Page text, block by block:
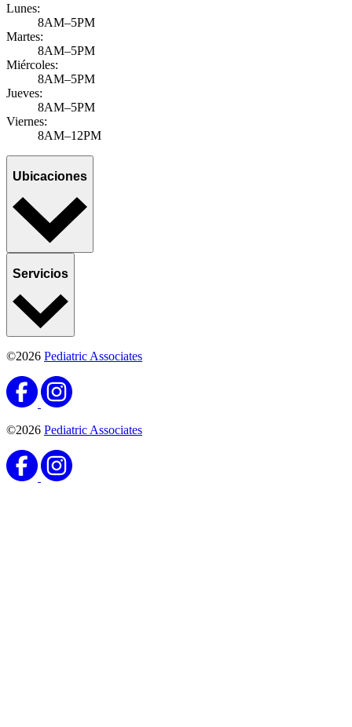
Lunes:
8AM–5PM
Martes:
8AM–5PM
Miércoles:
8AM–5PM
Jueves:
8AM–5PM
Viernes:
8AM–12PM
Ubicaciones
Servicios
©2026 Pediatric Associates
©2026 Pediatric Associates